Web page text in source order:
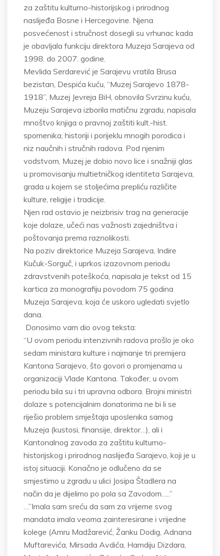
za zaštitu kulturno-historijskog i prirodnog
naslijeđa Bosne i Hercegovine. Njena
posvećenost i stručnost dosegli su vrhunac kada
je obavljala funkciju direktora Muzeja Sarajeva od
1998. do 2007. godine.
Mevlida Serdarević je Sarajevu vratila Brusa
bezistan, Despića kuću, “Muzej Sarajevo 1878-
1918”, Muzej Jevreja BiH, obnovila Svrzinu kuću,
Muzeju Sarajeva izborila matičnu zgradu, napisala
mnoštvo knjiga o pravnoj zaštiti kult.-hist.
spomenika, historiji i porijeklu mnogih porodica i
niz naučnih i stručnih radova. Pod njenim
vodstvom, Muzej je dobio novo lice i snažniji glas
u promovisanju multietničkog identiteta Sarajeva,
grada u kojem se stoljećima prepliću različite
kulture, religije i tradicije.
Njen rad ostavio je neizbrisiv trag na generacije
koje dolaze, učeći nas važnosti zajedništva i
poštovanja prema raznolikosti.
Na poziv direktorice Muzeja Sarajeva, Indire
Kučuk-Sorguč, i uprkos izazovnom periodu
zdravstvenih poteškoća, napisala je tekst od 15
kartica za monografiju povodom 75 godina
Muzeja Sarajeva, koja će uskoro ugledati svjetlo
dana.
Donosimo vam dio ovog teksta:
“U ovom periodu intenzivnih radova prošlo je oko
sedam ministara kulture i najmanje tri premijera
Kantona Sarajevo, što govori o promjenama u
organizaciji Vlade Kantona. Također, u ovom
periodu bila su i tri upravna odbora. Brojni ministri
dolaze s potencijalnim donatorima ne bi li se
riješio problem smještaja uposlenika samog
Muzeja (kustosi, finansije, direktor…), ali i
Kantonalnog zavoda za zaštitu kulturno-
historijskog i prirodnog naslijeđa Sarajevo, koji je u
istoj situaciji. Konačno je odlučeno da se
smjestimo u zgradu u ulici Josipa Štadlera na
način da je dijelimo po pola sa Zavodom…..”
…”Imala sam sreću da sam za vrijeme svog
mandata imala veoma zainteresirane i vrijedne
kolege (Amru Madžarević, Žanku Dodig, Adnana
Muftarevića, Mirsada Avdića, Hamdiju Dizdara,